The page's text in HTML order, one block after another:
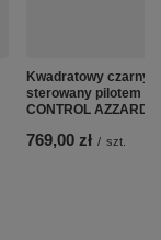
Kwadratowy czarny
sterowany pilotem
CONTROL
769,00 zł / szt.